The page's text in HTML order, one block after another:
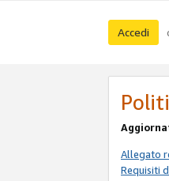
Accedi
Allegato
Requisiti